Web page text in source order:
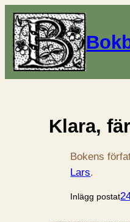
Klara,
Bokens
Lars.
Inlägg postat